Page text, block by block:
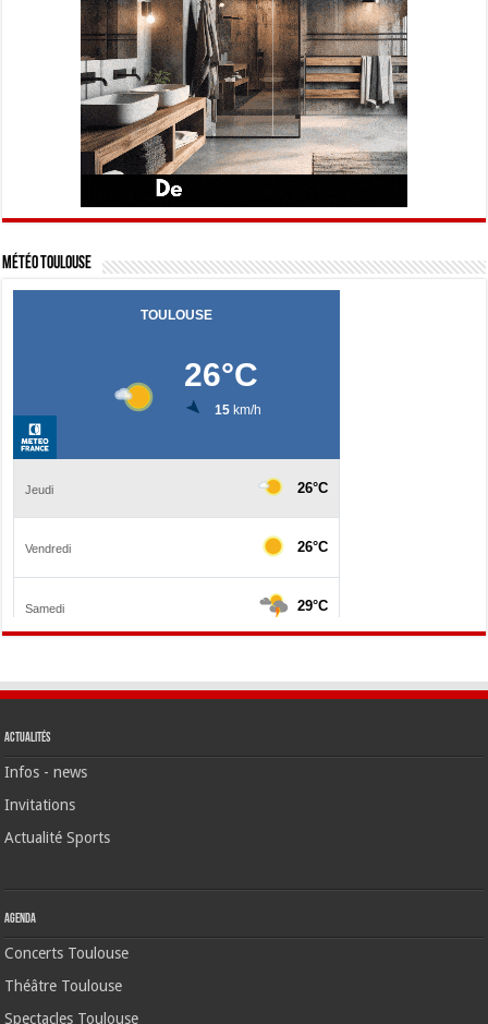
Météo Toulouse
Actualités
Infos - news
Invitations
Actualité Sports
Agenda
Concerts Toulouse
Théâtre Toulouse
Spectacles Toulouse